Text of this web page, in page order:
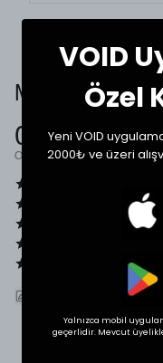
Müşteri
0.0
Ortalama Puan
ÜRÜNÜ DEĞERLENDIR
VOID
Özel
Yeni VOID
2000₺ ve üzeri
Yalnızca mobil
geçerlidir. Mevcut